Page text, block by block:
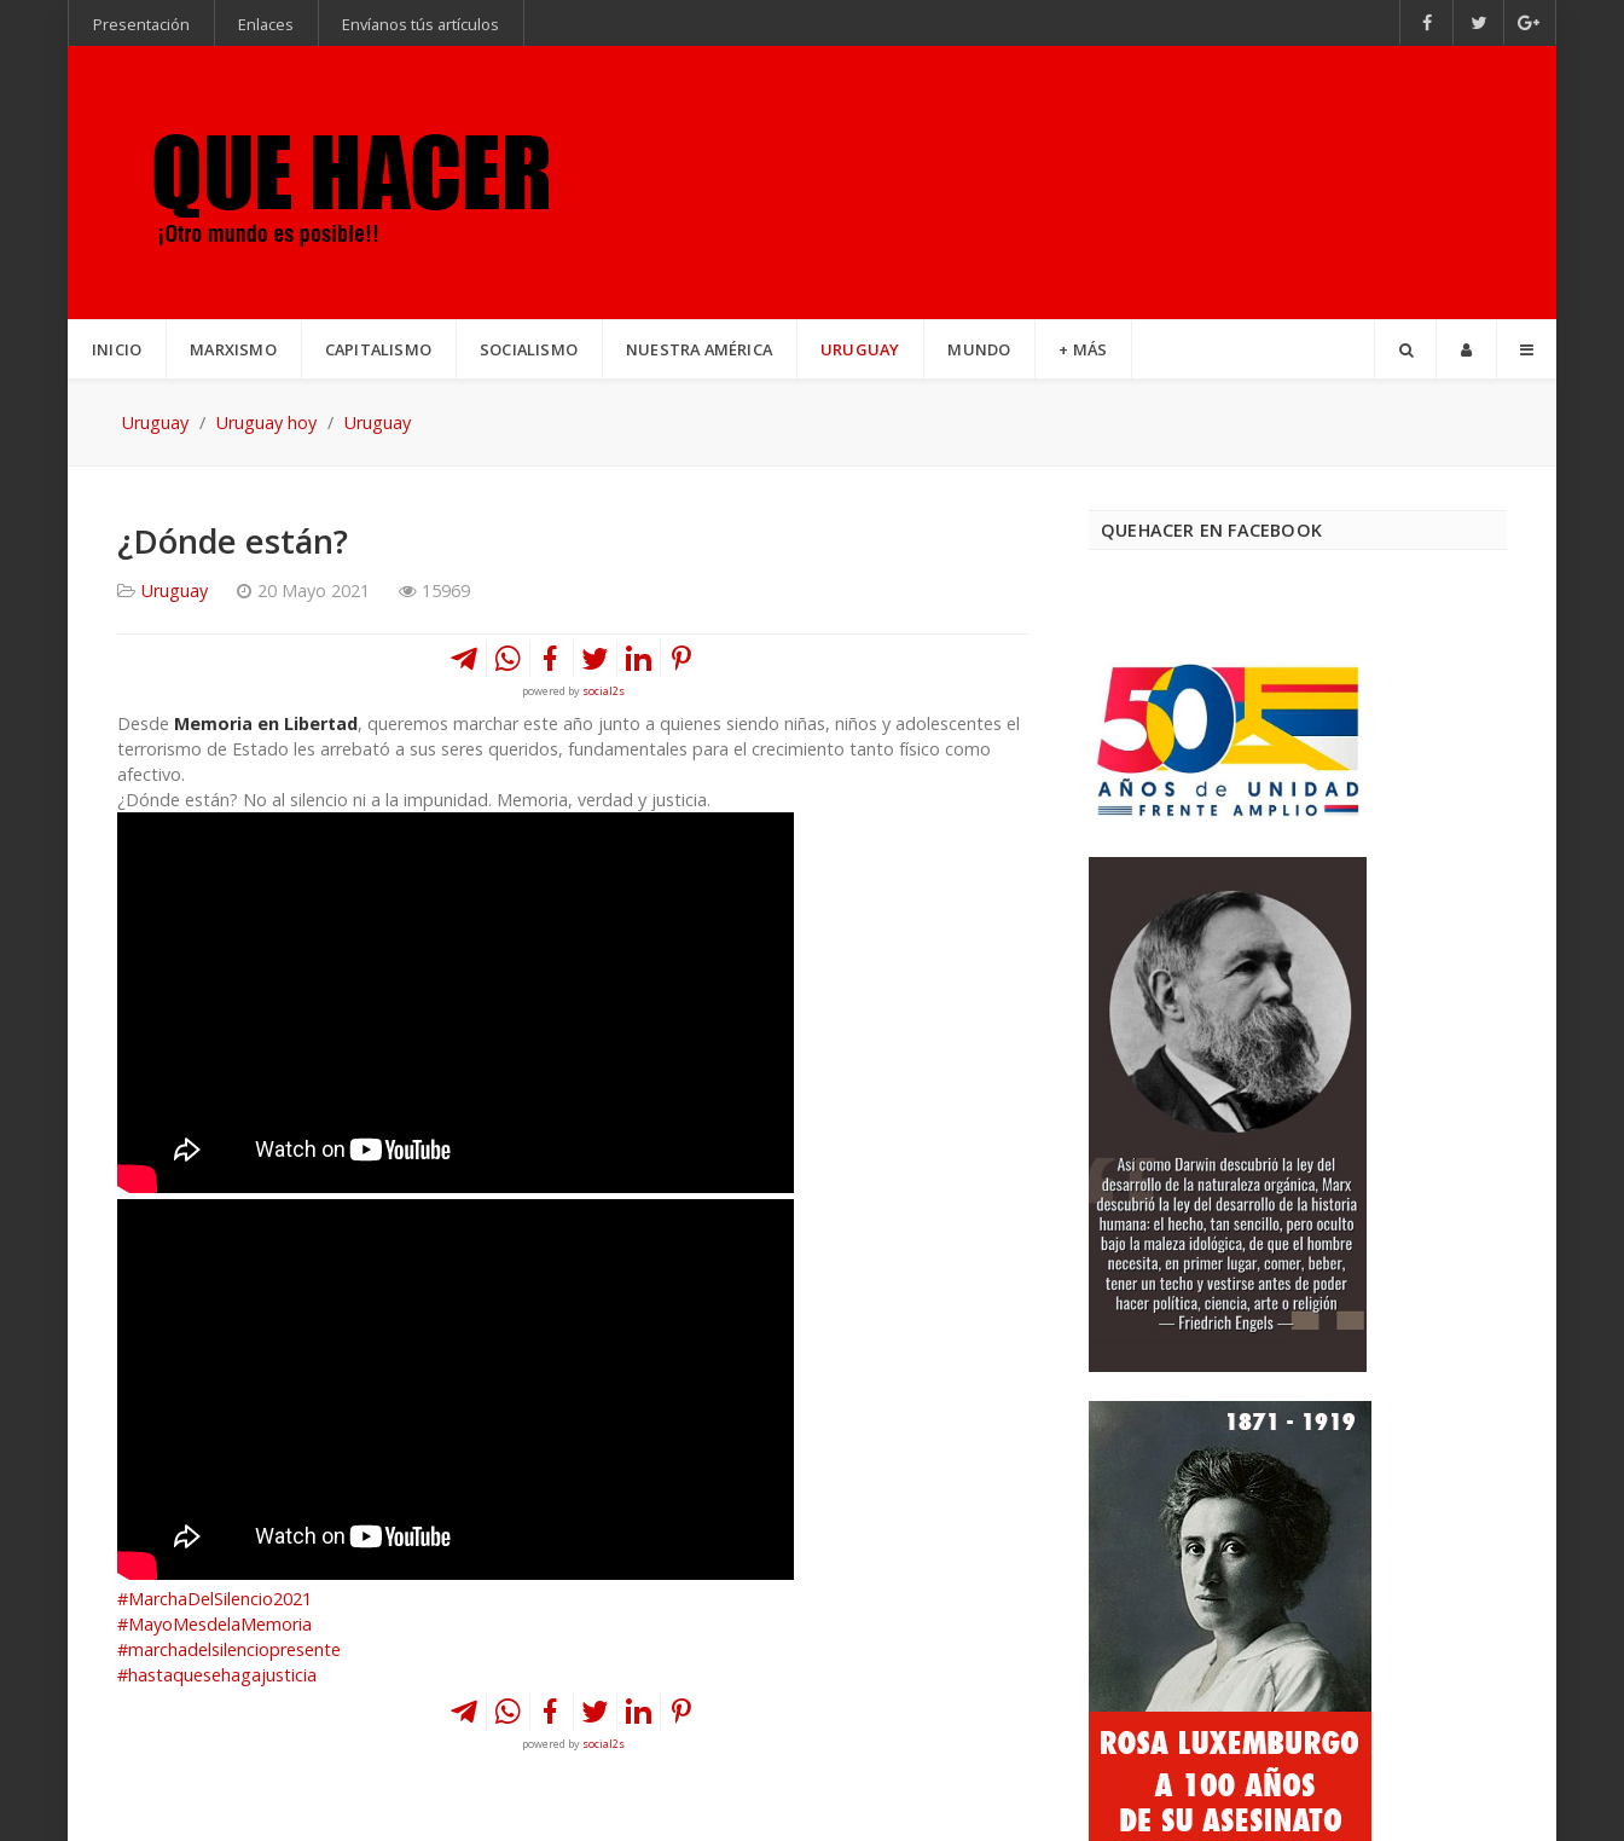
Presentación Enlaces Envíanos tús artículos
INICIO MARXISMO CAPITALISMO SOCIALISMO NUESTRA AMÉRICA URUGUAY MUNDO + MÁS
Uruguay Uruguay hoy Uruguay
¿Dónde están?
Uruguay 20 Mayo 2021 15969
powered by social2s
Desde Memoria en Libertad, queremos marchar este año junto a quienes siendo niñas, niños y adolescentes el
terrorismo de Estado les arrebató a sus seres queridos, fundamentales para el crecimiento tanto físico como
afectivo.
¿Dónde están? No al silencio ni a la impunidad. Memoria, verdad y justicia.
#MarchaDelSilencio2021
#MayoMesdelaMemoria
#marchadelsilenciopresente
#hastaquesehagajusticia
powered by social2s
QUEHACER EN FACEBOOK